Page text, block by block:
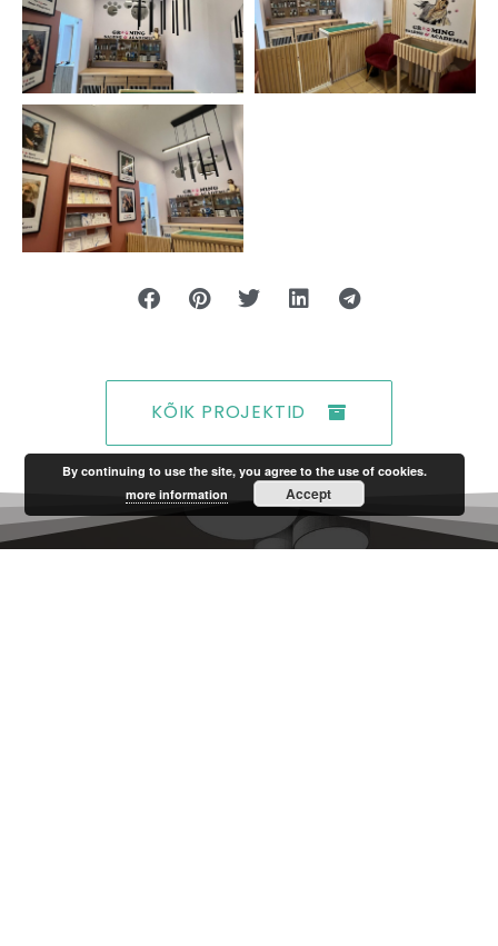
KÕIK PROJEKTID
By continuing to use the site, you agree to the use of cookies.
more information
Accept